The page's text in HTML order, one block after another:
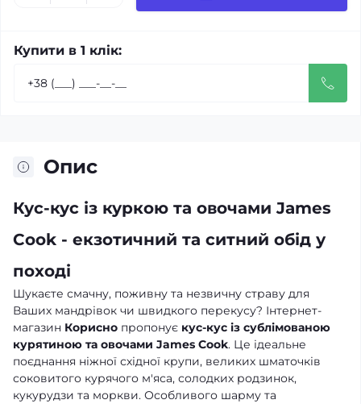
Купити в 1 клік:
Опис
Кус-кус із куркою та овочами James
Cook - екзотичний та ситний обід у
поході
Шукаєте смачну, поживну та незвичну страву для
Ваших мандрівок чи швидкого перекусу? Інтернет-
магазин Корисно пропонує кус-кус із сублімованою
курятиною та овочами James Cook. Це ідеальне
поєднання ніжної східної крупи, великих шматочків
соковитого курячого м'яса, солодких родзинок,
кукурудзи та моркви. Особливого шарму та